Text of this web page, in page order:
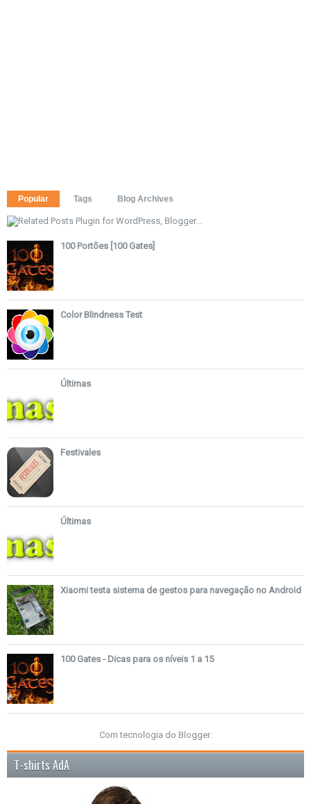
Popular Tags Blog Archives
100 Portões [100 Gates]
Color Blindness Test
Últimas
Festivales
Últimas
Xiaomi testa sistema de gestos para navegação no Android
100 Gates - Dicas para os níveis 1 a 15
Com tecnologia do Blogger.
T-shirts AdA